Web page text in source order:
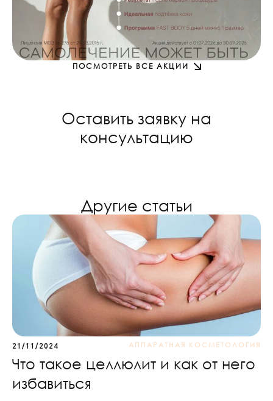
ПОСМОТРЕТЬ ВСЕ АКЦИИ
Оставить заявку на
консультацию
Другие статьи
21/11/2024 АППАРАТНАЯ КОСМЕТОЛОГИЯ
Что такое целлюлит и как от него
избавиться